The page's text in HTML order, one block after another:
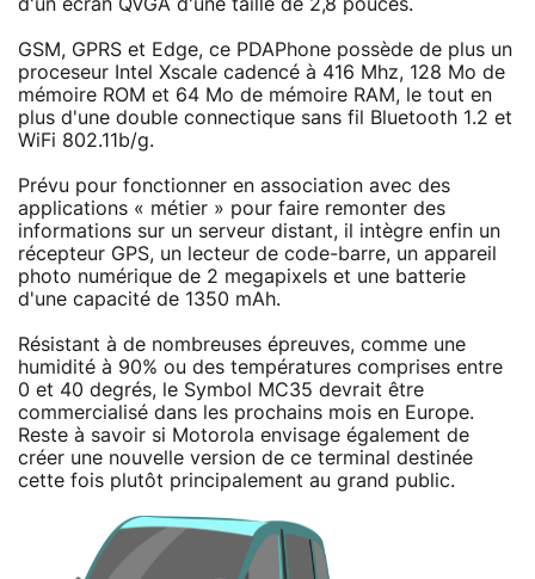
d'un écran QVGA d'une taille de 2,8 pouces.
GSM, GPRS et Edge, ce PDAPhone possède de plus un
proceseur Intel Xscale cadencé à 416 Mhz, 128 Mo de
mémoire ROM et 64 Mo de mémoire RAM, le tout en
plus d'une double connectique sans fil Bluetooth 1.2 et
WiFi 802.11b/g.
Prévu pour fonctionner en association avec des
applications « métier » pour faire remonter des
informations sur un serveur distant, il intègre enfin un
récepteur GPS, un lecteur de code-barre, un appareil
photo numérique de 2 megapixels et une batterie
d'une capacité de 1350 mAh.
Résistant à de nombreuses épreuves, comme une
humidité à 90% ou des températures comprises entre
0 et 40 degrés, le Symbol MC35 devrait être
commercialisé dans les prochains mois en Europe.
Reste à savoir si Motorola envisage également de
créer une nouvelle version de ce terminal destinée
cette fois plutôt principalement au grand public.